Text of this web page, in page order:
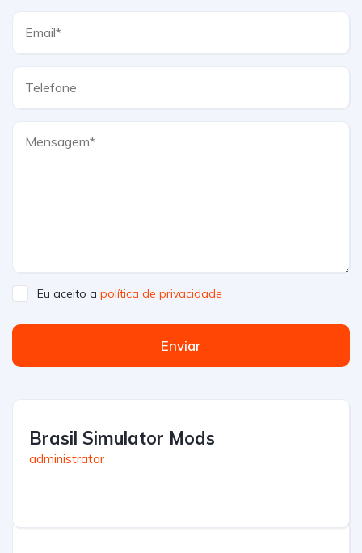
Eu aceito a política de privacidade
Enviar
Brasil Simulator Mods
administrator